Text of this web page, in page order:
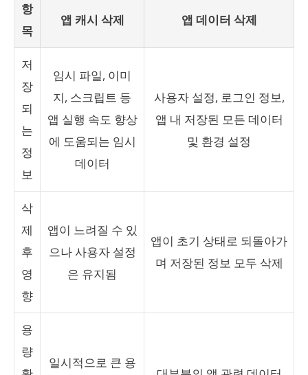
항
목
앱 캐시 삭제 앱 데이터 삭제
저
장
되
는
정
보
임시 파일, 이미
지, 스크립트 등
앱 실행 속도 향상
에 도움되는 임시
데이터
사용자 설정, 로그인 정보,
앱 내 저장된 모든 데이터
및 환경 설정
삭
제
후
영
향
앱이 느려질 수 있
으나 사용자 설정
은 유지됨
앱이 초기 상태로 되돌아가
며 저장된 정보 모두 삭제
용
량
일시적으로 큰 용